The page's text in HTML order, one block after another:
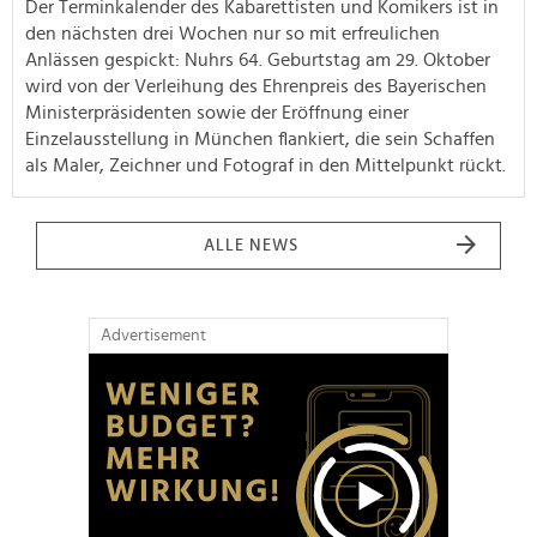
Der Terminkalender des Kabarettisten und Komikers ist in
den nächsten drei Wochen nur so mit erfreulichen
Anlässen gespickt: Nuhrs 64. Geburtstag am 29. Oktober
wird von der Verleihung des Ehrenpreis des Bayerischen
Ministerpräsidenten sowie der Eröffnung einer
Einzelausstellung in München flankiert, die sein Schaffen
als Maler, Zeichner und Fotograf in den Mittelpunkt rückt.
ALLE NEWS
Advertisement